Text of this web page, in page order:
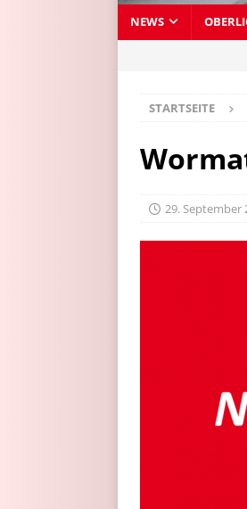
NEWS
STARTSEITE
29. September